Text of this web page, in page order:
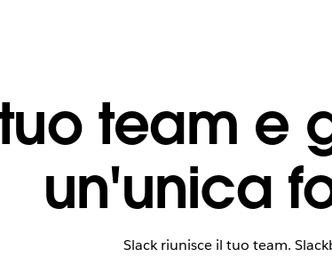
team e
un'unica
Slack riunisce il tuo team.